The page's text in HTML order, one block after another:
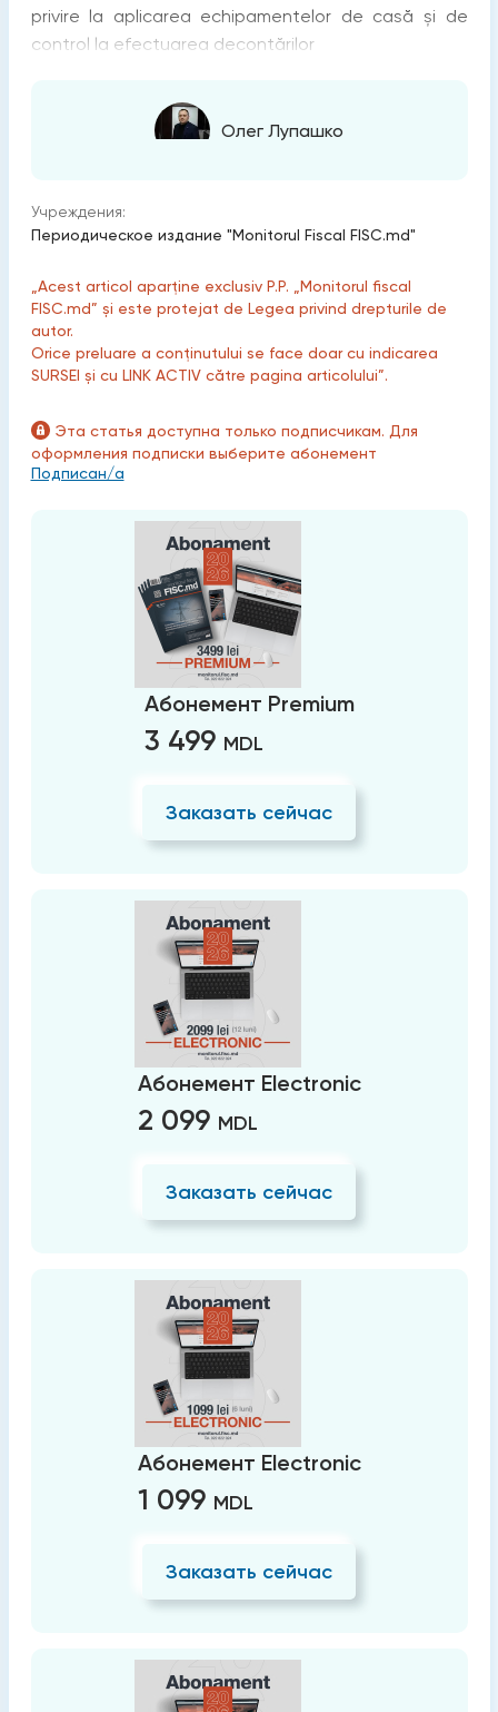
privire la aplicarea echipamentelor de casă și de
control la efectuarea decontărilor
Олег Лупашко
Учреждения:
Периодическое издание "Monitorul Fiscal FISC.md"
„Acest articol aparține exclusiv P.P. „Monitorul fiscal
FISC.md” și este protejat de Legea privind drepturile de
autor.
Orice preluare a conținutului se face doar cu indicarea
SURSEI și cu LINK ACTIV către pagina articolului”.
Эта статья доступна только подписчикам. Для
оформления подписки выберите абонемент
Подписан/а
Абонемент Premium
3 499 MDL
Заказать сейчас
Абонемент Electronic
2 099 MDL
Заказать сейчас
Абонемент Electronic
1 099 MDL
Заказать сейчас